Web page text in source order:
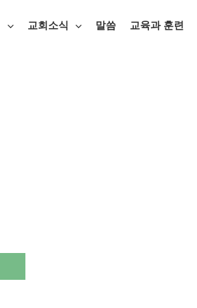
교회소식 말씀 교육과 훈련